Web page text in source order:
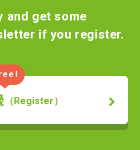
and get some
if you register.
（Register）